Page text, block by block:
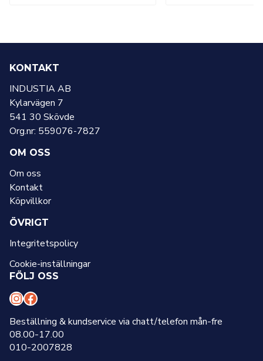
KONTAKT
INDUSTIA AB
Kylarvägen 7
541 30 Skövde
Org.nr: 559076-7827
OM OSS
Om oss
Kontakt
Köpvillkor
ÖVRIGT
Integritetspolicy
Cookie-inställningar
FÖLJ OSS
I
n
s
t
F
a
c
e
Beställning & kundservice via chatt/telefon mån-fre
08.00-17.00
010-2007828